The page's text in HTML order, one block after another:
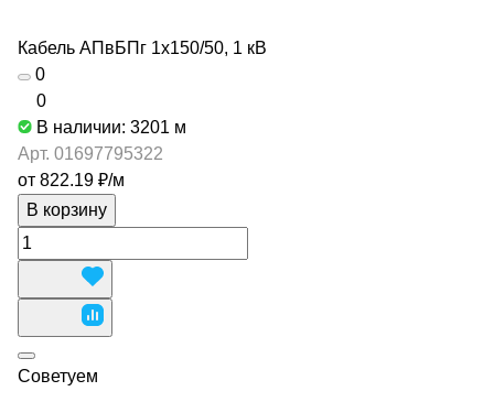
Кабель АПвБПг 1х150/50, 1 кВ
0
0
В наличии: 3201 м
Арт. 01697795322
от 822.19 ₽/м
В корзину
Советуем